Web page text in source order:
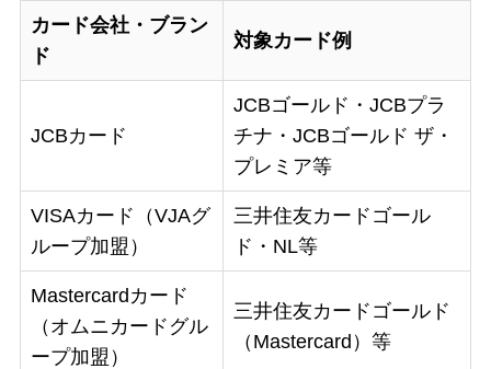
カード会社・ブラン
ド
対象カード例
JCBカード
JCBゴールド・JCBプラ
チナ・JCBゴールド ザ・
プレミア等
VISAカード（VJAグ
ループ加盟）
三井住友カードゴール
ド・NL等
Mastercardカード
（オムニカードグル
ープ加盟）
三井住友カードゴールド
（Mastercard）等